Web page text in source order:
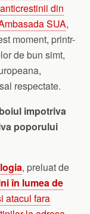
din
SUA,
moment, printr-
de bun simt,
respectate.
impotriva
poporului
, preluat de
în lumea de
atacul fara